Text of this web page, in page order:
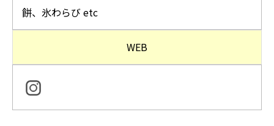
餅、氷わらび etc
WEB